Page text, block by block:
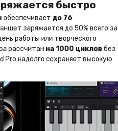
быстро
обеспечивает до 76
заряжается до 50% всего за
работы или творческого
рассчитан на 1000 циклов без
Pro надолго сохраняет высокую